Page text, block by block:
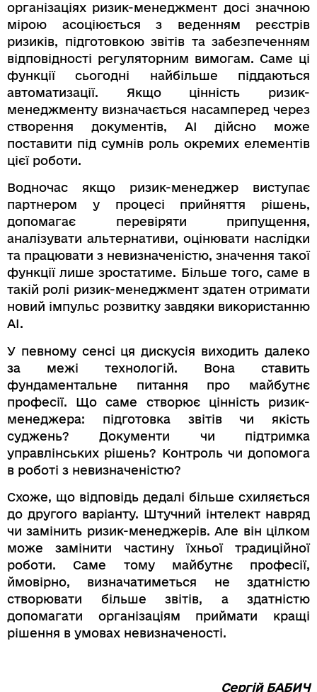
організаціях ризик-менеджмент досі значною
мірою асоціюється з веденням реєстрів
ризиків, підготовкою звітів та забезпеченням
відповідності регуляторним вимогам. Саме ці
функції сьогодні найбільше піддаються
автоматизації. Якщо цінність ризик-
менеджменту визначається насамперед через
створення документів, AI дійсно може
поставити під сумнів роль окремих елементів
цієї роботи.
Водночас якщо ризик-менеджер виступає
партнером у процесі прийняття рішень,
допомагає перевіряти припущення,
аналізувати альтернативи, оцінювати наслідки
та працювати з невизначеністю, значення такої
функції лише зростатиме. Більше того, саме в
такій ролі ризик-менеджмент здатен отримати
новий імпульс розвитку завдяки використанню
AI.
У певному сенсі ця дискусія виходить далеко
за межі технологій. Вона ставить
фундаментальне питання про майбутнє
професії. Що саме створює цінність ризик-
менеджера: підготовка звітів чи якість
суджень? Документи чи підтримка
управлінських рішень? Контроль чи допомога
в роботі з невизначеністю?
Схоже, що відповідь дедалі більше схиляється
до другого варіанту. Штучний інтелект навряд
чи замінить ризик-менеджерів. Але він цілком
може замінити частину їхньої традиційної
роботи. Саме тому майбутнє професії,
ймовірно, визначатиметься не здатністю
створювати більше звітів, а здатністю
допомагати організаціям приймати кращі
рішення в умовах невизначеності.
Сергій БАБИЧ